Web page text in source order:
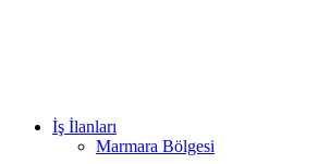
İş İlanları
Marmara Bölgesi